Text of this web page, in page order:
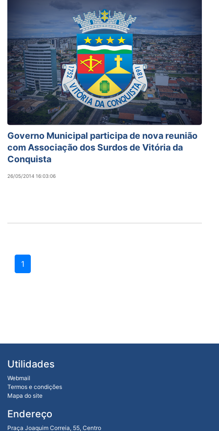
Governo Municipal participa de nova reunião
com Associação dos Surdos de Vitória da
Conquista
26/05/2014 16:03:06
1
Utilidades
Webmail
Termos e condições
Mapa do site
Endereço
Praça Joaquim Correia, 55, Centro